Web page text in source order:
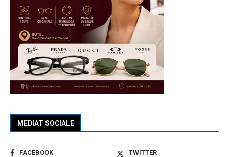
MEDIAT SOCIALE
FACEBOOK
TWITTER